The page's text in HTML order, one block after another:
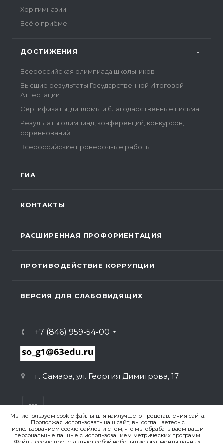
Мы используем cookie-файлы для наилучшего представления сайта.
Продолжая использовать наш сайт, вы соглашаетесь с
использованием cookie-файлов и с тем, что мы обрабатываем ваши
персональные данные с использованием метрических программ.
Файлы cookie представляют собой небольшие фрагменты данных,
Хор гимназии
Всё о приёме
ДОСТИЖЕНИЯ
Всероссийская олимпиада школьников
Высшие результаты Государственной Итоговой
Аттестации
Сертификаты, дипломы и благодарственные письма
Результаты олимпиад, конференций, конкурсов,
соревнований
Всероссийские проверочные работы
ГИА
КОНТАКТЫ
РАСШИРЕННАЯ ПРОФОРИЕНТАЦИЯ
ПРОТИВОДЕЙСТВИЕ КОРРУПЦИИ
ВЕРСИЯ ДЛЯ СЛАБОВИДЯЩИХ
+7 (846) 959-54-00
г. Самара, ул. Георгия Димитрова, 17
ВЕРСИЯ ДЛЯ ПЕЧАТИ